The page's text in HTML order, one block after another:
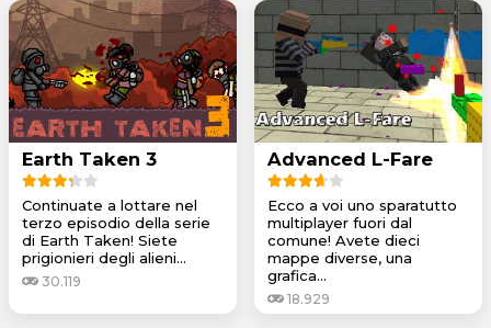
Earth Taken 3
Continuate a lottare nel
terzo episodio della serie
di Earth Taken! Siete
prigionieri degli alieni...
30.119
Advanced L-Fare
Ecco a voi uno sparatutto
multiplayer fuori dal
comune! Avete dieci
mappe diverse, una
grafica...
18.929